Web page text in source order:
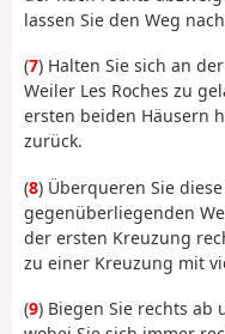
lassen Sie den Weg
(7) Halten Sie sich an
Weiler Les Roches zu
ersten beiden Häusern
zurück.
(8) Überqueren Sie
gegenüberliegenden
der ersten Kreuzung
zu einer Kreuzung mit
(9) Biegen Sie rechts ab